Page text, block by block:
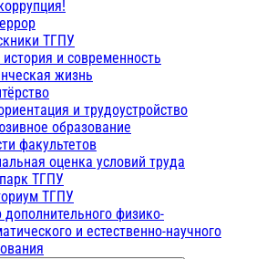
ТГПУ
и современность
жизнь
и трудоустройство
образование
факультетов
оценка условий труда
ТГПУ
ТГПУ
дополнительного физико-
и естественно-научного